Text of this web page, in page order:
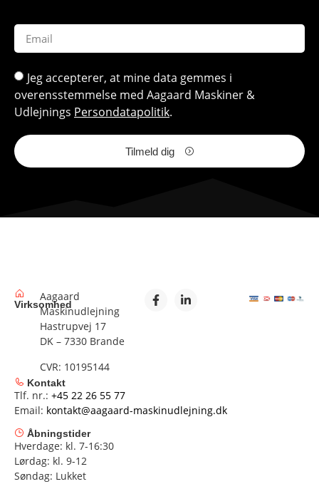
Jeg accepterer, at mine data gemmes i
overensstemmelse med Aagaard Maskiner &
Udlejnings Persondatapolitik.
Tilmeld dig
Virksomhed
Aagaard
Maskinudlejning
Hastrupvej 17
DK – 7330 Brande
CVR: 10195144
Kontakt
Tlf. nr.: +45 22 26 55 77
Email: kontakt@aagaard-maskinudlejning.dk
Åbningstider
Hverdage: kl. 7-16:30
Lørdag: kl. 9-12
Søndag: Lukket